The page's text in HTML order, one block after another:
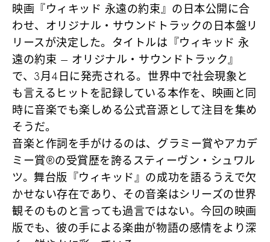
映画『ウィキッド 永遠の約束』の日本公開に合
わせ、オリジナル・サウンドトラックの日本盤リ
リースが決定した。タイトルは『ウィキッド 永
遠の約束 – オリジナル・サウンドトラック』
で、3月4日に発売される。世界中で社会現象と
も言えるヒットを記録している本作を、映画と同
時に音楽でも楽しめる公式音源として注目を集め
そうだ。
音楽と作詞を手がけるのは、グラミー賞やアカデ
ミー賞®の受賞歴を誇るスティーヴン・シュワル
ツ。舞台版『ウィキッド』の成功を語るうえで欠
かせない存在であり、その音楽はシリーズの世界
観そのものと言っても過言ではない。今回の映画
版でも、彼の手による楽曲が物語の感情をより深